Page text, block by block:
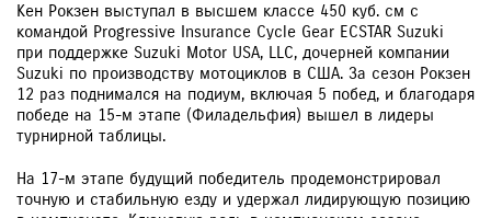
Кен Рокзен выступал в высшем классе 450 куб. см с
командой Progressive Insurance Cycle Gear ECSTAR Suzuki
при поддержке Suzuki Motor USA, LLC, дочерней компании
Suzuki по производству мотоциклов в США. За сезон Рокзен
12 раз поднимался на подиум, включая 5 побед, и благодаря
победе на 15-м этапе (Филадельфия) вышел в лидеры
турнирной таблицы.
На 17-м этапе будущий победитель продемонстрировал
точную и стабильную езду и удержал лидирующую позицию